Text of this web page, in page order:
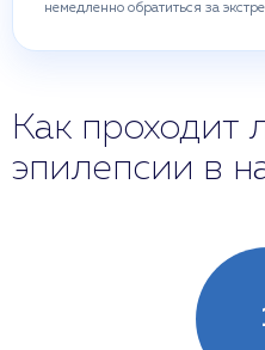
немедленно обратиться за
Как проходит
эпилепсии в